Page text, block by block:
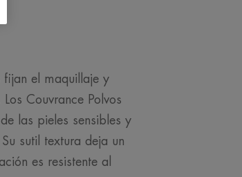
fijan el maquillaje y
Couvrance Polvos
las pieles sensibles y
sutil textura deja un
es resistente al